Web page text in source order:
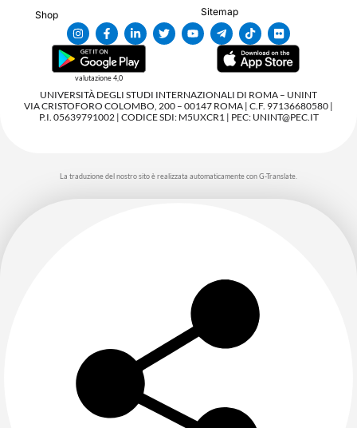
Shop
Sitemap
valutazione 4,0
UNIVERSITÀ DEGLI STUDI INTERNAZIONALI DI ROMA – UNINT
VIA CRISTOFORO COLOMBO, 200 – 00147 ROMA | C.F. 97136680580 |
P.I. 05639791002 | CODICE SDI: M5UXCR1 | PEC: UNINT@PEC.IT
La traduzione del nostro sito è realizzata automaticamente con G-Translate.